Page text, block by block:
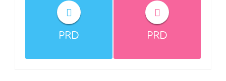
PRD PRD